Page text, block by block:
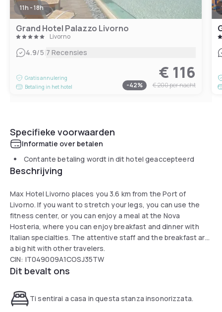
11h - 18h
Grand Hotel Palazzo Livorno
Livorno
4.9/5|7 Recensies
Gratis annulering
Betaling in het hotel
€ 116
-42% € 200per nacht
Specifieke voorwaarden
Informatie over betalen
Contante betaling wordt in dit hotel geaccepteerd
Beschrijving
Max Hotel Livorno places you 3.6 km from the Port of
Livorno. If you want to stretch your legs, you can use the
fitness center, or you can enjoy a meal at the Nova
Hosteria, where you can enjoy breakfast and dinner with
Italian specialties. The attentive staff and the breakfast are
a big hit with other travelers.
CIN: IT049009A1COSJ35TW
Dit bevalt ons
Ti sentirai a casa in questa stanza insonorizzata.